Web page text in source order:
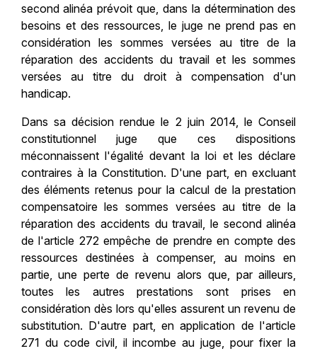
second alinéa prévoit que, dans la détermination des
besoins et des ressources, le juge ne prend pas en
considération les sommes versées au titre de la
réparation des accidents du travail et les sommes
versées au titre du droit à compensation d'un
handicap.
Dans sa décision rendue le 2 juin 2014, le Conseil
constitutionnel juge que ces dispositions
méconnaissent l'égalité devant la loi et les déclare
contraires à la Constitution. D'une part, en excluant
des éléments retenus pour la calcul de la prestation
compensatoire les sommes versées au titre de la
réparation des accidents du travail, le second alinéa
de l'article 272 empêche de prendre en compte des
ressources destinées à compenser, au moins en
partie, une perte de revenu alors que, par ailleurs,
toutes les autres prestations sont prises en
considération dès lors qu'elles assurent un revenu de
substitution. D'autre part, en application de l'article
271 du code civil, il incombe au juge, pour fixer la